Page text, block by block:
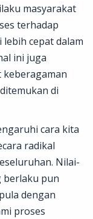
masyarakat
terhadap
cepat dalam
ini juga
di
cara kita
radikal
Nilai-
berlaku pun
dengan
proses